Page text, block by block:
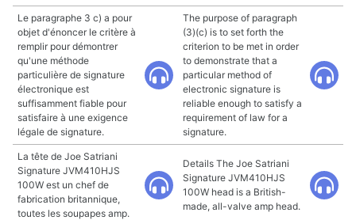
Le paragraphe 3 c) a pour
objet d'énoncer le critère à
remplir pour démontrer
qu'une méthode
particulière de signature
électronique est
suffisamment fiable pour
satisfaire à une exigence
légale de signature.
The purpose of paragraph
(3)(c) is to set forth the
criterion to be met in order
to demonstrate that a
particular method of
electronic signature is
reliable enough to satisfy a
requirement of law for a
signature.
La tête de Joe Satriani
Signature JVM410HJS
100W est un chef de
fabrication britannique,
toutes les soupapes amp.
Details The Joe Satriani
Signature JVM410HJS
100W head is a British-
made, all-valve amp head.